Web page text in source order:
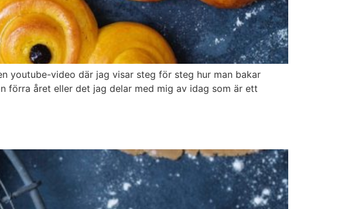
youtube-video där jag visar steg för steg hur man bakar
förra året eller det jag delar med mig av idag som är ett